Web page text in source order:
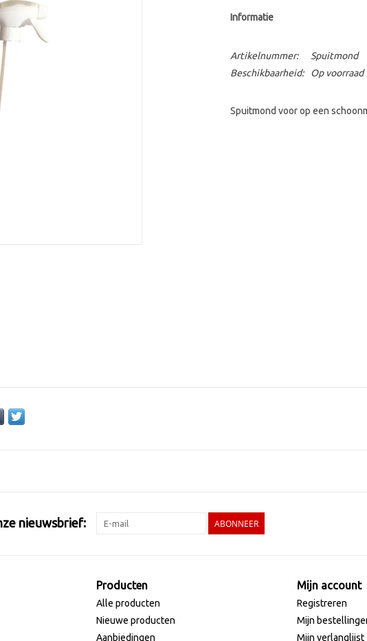
Informatie
Artikelnummer:
Spuitmond
Beschikbaarheid:
Op voorraad
Spuitmond voor op een
nieuwsbrief: ABONNEER
Producten
Alle producten
Nieuwe producten
Aanbiedingen
Mijn account
Registreren
Mijn
Mijn verlanglijst